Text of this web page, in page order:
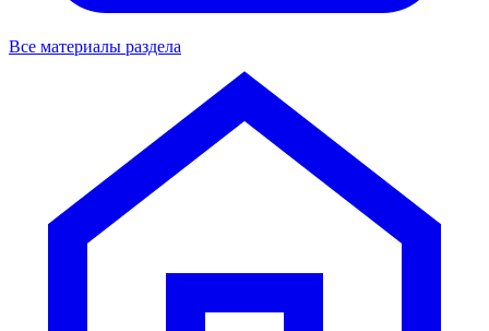
Все материалы раздела